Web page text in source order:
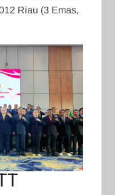
Riau (3 Emas,